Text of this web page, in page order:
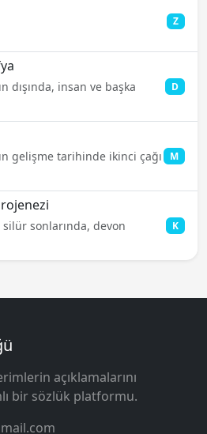
Z
dışında, insan ve başka
D
gelişme tarihinde ikinci çağı
M
sonlarında, devon
K
açıklamalarını
bir sözlük platformu.